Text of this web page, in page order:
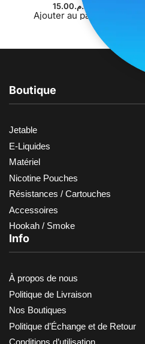
د.م.15.00
Ajouter au panier
Boutique
Jetable
E-Liquides
Matériel
Nicotine Pouches
Résistances / Cartouches
Accessoires
Hookah / Smoke
Info
À propos de nous
Politique de Livraison
Nos Boutiques
Politique d’Échange et de Retour